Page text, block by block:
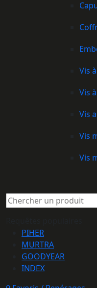
Vis
Vis
Vis
Vis
Vis
PIHER
MURTRA
GOODYEAR
INDEX